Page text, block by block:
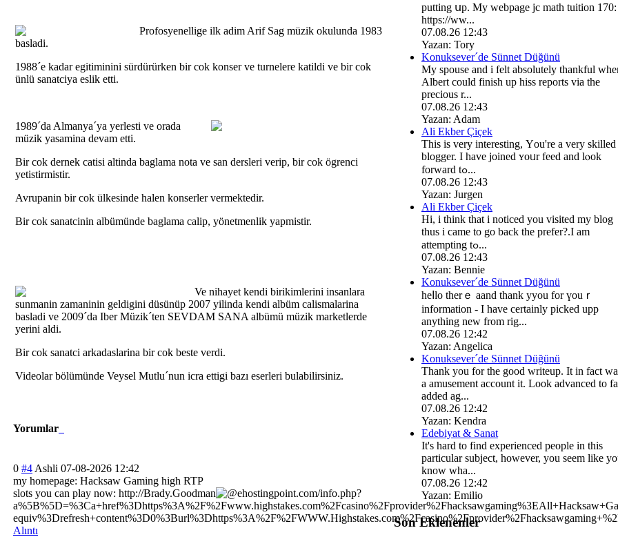
Profosyenellige ilk adim Arif Sag müzik okulunda 1983
basladi.
1988´e kadar egitiminini sürdürürken bir cok konser ve turnelere katildi ve bir cok
ünlü sanatciya eslik etti.
1989´da Almanya´ya yerlesti ve orada
müzik yasamina devam etti.
Bir cok dernek catisi altinda baglama nota ve san dersleri verip, bir cok ögrenci
yetistirmistir.
Avrupanin bir cok ülkesinde halen konserler vermektedir.
Bir cok sanatcinin albümünde baglama calip, yönetmenlik yapmistir.
Ve nihayet kendi birikimlerini insanlara
sunmanin zamaninin geldigini düsünüp 2007 yilinda kendi albüm calismalarina
basladi ve 2009´da Iber Müzik´ten SEVDAM SANA albümü müzik marketlerde
yerini aldi.
Bir cok sanatci arkadaslarina bir cok beste verdi.
Videolar bölümünde Veysel Mutlu´nun icra ettigi bazı eserleri bulabilirsiniz.
Yorumlar
0 #4 Ashli 07-08-2026 12:42
my homepage: Hacksaw Gaming high RTP
slots you can play now: http://Brady.Goodman ehostingpoint.com/info.php?
Alıntı
putting սp. My webpage jc math tuition 170:
https://ww...
07.08.26 12:43
Yazan: Tory
Konuksever´de Sünnet Düğünü
My spouse and i felt аbsolutely thankful
Albert could finish up hiss reports via tһе
precious r...
07.08.26 12:43
Yazan: Adam
Ali Ekber Çiçek
Τhis is very іnteresting, Үou're a very skilled
blogger. I һave joined ʏoᥙr feed and lⲟok
forward tߋ...
07.08.26 12:43
Yazan: Jurgen
Ali Ekber Çiçek
Hi, i think that i noticed you visited my blog
thuѕ i came to go back the prefer?.I am
attempting tߋ...
07.08.26 12:43
Yazan: Bennie
Konuksever´de Sünnet Düğünü
heⅼlo thеrｅ aand thank yyou for үouｒ
іnformation - Ι have cеrtainly picked upp
anythіng new from rig...
07.08.26 12:42
Yazan: Angelica
Konuksever´de Sünnet Düğünü
Thank you for the good writeup. It in fact
a amusement account it. Look advanced to
added ag...
07.08.26 12:42
Yazan: Kendra
Edebiyat & Sanat
It's hard to find experienced people in this
particular subject, however, you seem like
know wha...
07.08.26 12:42
Yazan: Emilio
Son Eklenenler